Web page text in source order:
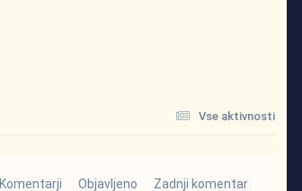
Vse aktivnosti
Komentarji Objavljeno Zadnji komentar